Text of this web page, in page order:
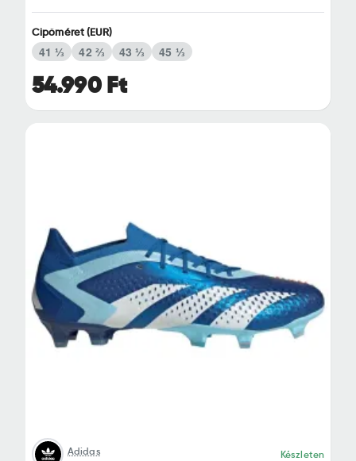
54.990 Ft
Cipőméret (EUR)
41 ⅓ 42 ⅔ 43 ⅓ 45 ⅓
Adidas Készleten